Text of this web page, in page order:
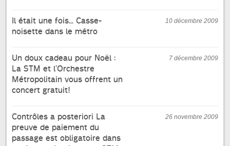
10 décembre 2009
Il était une fois… Casse-
noisette dans le métro
7 décembre 2009
Un doux cadeau pour Noël :
La STM et l’Orchestre
Métropolitain vous offrent un
concert gratuit!
26 novembre 2009
Contrôles a posteriori La
preuve de paiement du
passage est obligatoire dans